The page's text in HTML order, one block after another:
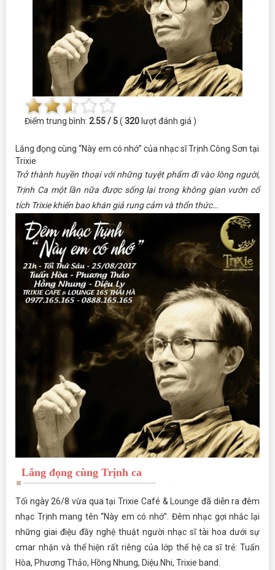
Điểm trung bình: 2.55 / 5( 320 lượt đánh giá )
Lắng đọng cùng “Này em có nhớ” của nhạc sĩ Trịnh Công Sơn tại
Trixie
Trở thành huyền thoại với những tuyệt phẩm đi vào lòng người,
Trịnh Ca một lần nữa được sống lại trong không gian vườn cổ
tích Trixie khiến bao khán giả rung cảm và thổn thức…
Lắng đọng cùng Trịnh ca
Tối ngày 26/8 vừa qua tại Trixie Café & Lounge đã diễn ra đêm
nhạc Trịnh mang tên “Này em có nhớ”. Đêm nhạc gợi nhắc lại
những giai điệu đầy nghệ thuật người nhạc sĩ tài hoa dưới sự
cmar nhận và thể hiện rất riêng của lớp thế hệ ca sĩ trẻ: Tuấn
Hòa, Phương Thảo, Hồng Nhung, Diệu Nhi, Trixie band.